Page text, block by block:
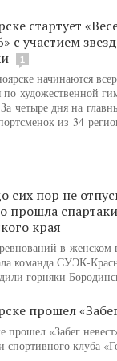
стартует
с участием
1
начинаются
по художественной
четыре дня на
из 34
сих пор не
прошла
края
в женском
команда СУЭК-
горняки
прошел
прошел «Забег
спортивного клуба